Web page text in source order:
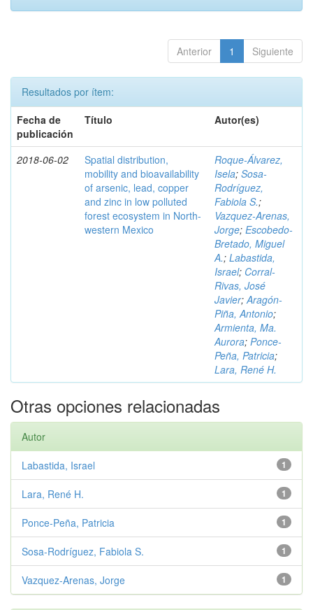
Anterior 1 Siguiente
Resultados por ítem:
Fecha de
publicación
Título Autor(es)
2018-06-02
Spatial distribution,
mobility and bioavailability
of arsenic, lead, copper
and zinc in low polluted
forest ecosystem in North-
western Mexico
Roque-Álvarez,
Isela; Sosa-
Rodríguez,
Fabiola S.;
Vazquez-Arenas,
Jorge; Escobedo-
Bretado, Miguel
A.; Labastida,
Israel; Corral-
Rivas, José
Javier;Aragón-
Piña, Antonio;
Armienta, Ma.
Aurora; Ponce-
Peña, Patricia;
Lara, René H.
Otras opciones relacionadas
Autor
1
Labastida, Israel
1
Lara, René H.
1
Ponce-Peña, Patricia
1
Sosa-Rodríguez, Fabiola S.
1
Vazquez-Arenas, Jorge